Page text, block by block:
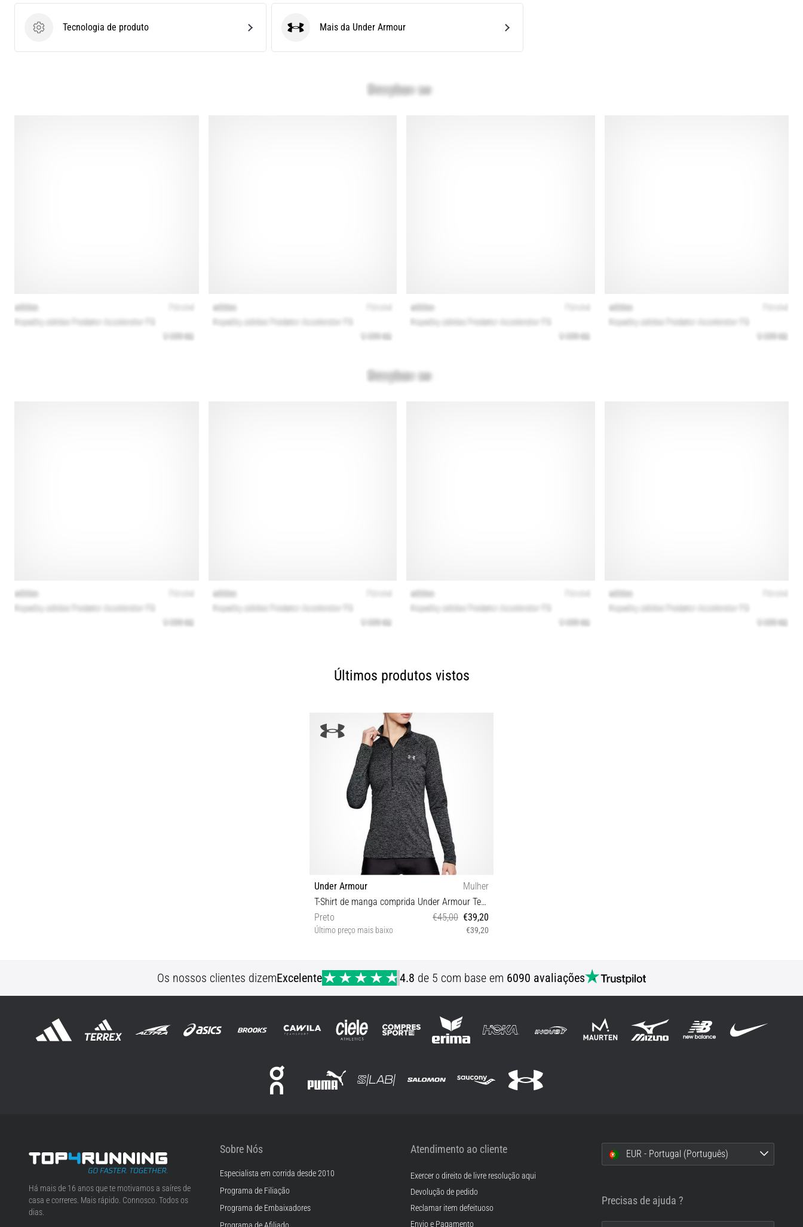
Tecnologia de produto
Tecnologia de produto Under ArmourMais da Under Armour
Últimos produtos vistos
Under Armour
Mulher
T-Shirt de manga comprida Under Armour Tech 1/2 Zip - Twist
Preto
€45,00 €39,20
Último preço mais baixo €39,20
Os nossos clientes dizemExcelente 4.8 de 5 com base em 6090 avaliações
Top4Running.pt
Há mais de 16 anos que te motivamos a saíres de
casa e correres. Mais rápido. Connosco. Todos os
dias.
Sobre Nós
Especialista em corrida desde 2010
Programa de Filiação
Programa de Embaixadores
Atendimento ao cliente
Exercer o direito de livre resolução aqui
Devolução de pedido
Reclamar item defeituoso
Envio e Pagamento
EUR - Portugal (Português)
Precisas de ajuda ?